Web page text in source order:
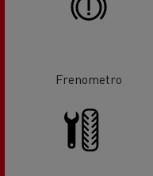
Frenometro